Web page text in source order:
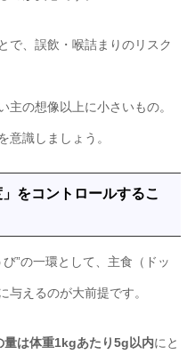
で、誤飲・喉詰まりのリスク
主の想像以上に小さいもの。
意識しましょう。
をコントロールするこ
び”の一環として、主食（ドッ
与えるのが大前提です。
量は体重1kgあたり5g以内にと